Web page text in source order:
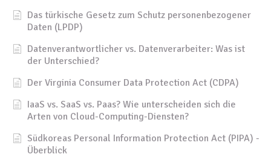
Das türkische Gesetz zum Schutz personenbezogener
Daten (LPDP)
Datenverantwortlicher vs. Datenverarbeiter: Was ist
der Unterschied?
Der Virginia Consumer Data Protection Act (CDPA)
IaaS vs. SaaS vs. Paas? Wie unterscheiden sich die
Arten von Cloud-Computing-Diensten?
Südkoreas Personal Information Protection Act (PIPA) -
Überblick